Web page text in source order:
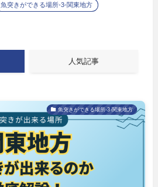
魚突きができる場所-3-関東地方
人気記事
魚突きができる場所-3-関東地方